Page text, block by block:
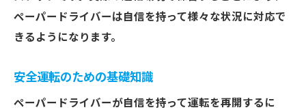
ペーパードライバーは自信を持って様々な状況に対応で
きるようになります。
安全運転のための基礎知識
ペーパードライバーが自信を持って運転を再開するに